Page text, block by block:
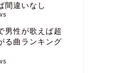
間違いなし
男性が歌えば超
る曲ランキング